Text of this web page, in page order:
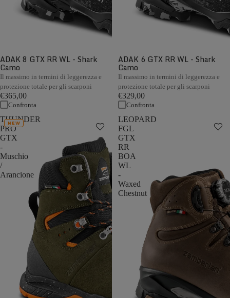
ADAK 8 GTX RR WL - Shark
Camo
Il massimo in termini di leggerezza e
protezione totale per gli scarponi
€365,00
Confronta
ADAK 6 GTX RR WL - Shark
Camo
Il massimo in termini di leggerezza e
protezione totale per gli scarponi
€329,00
Confronta
THUNDER
PRO
GTX
-
Muschio
/
Arancione
NEW
LEOPARD
FGL
GTX
RR
BOA
WL
-
Waxed
Chestnut